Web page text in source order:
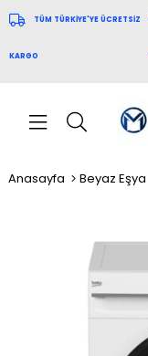
TÜM TÜRKİYE'YE ÜCRETSİZ
KARGO
Anasayfa Beyaz Eşya